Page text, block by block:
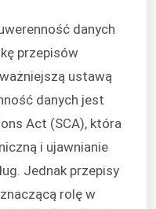
danych
przepisów
ustawą
danych jest
Act (SCA), która
i ujawnianie
Jednak przepisy
rolę w